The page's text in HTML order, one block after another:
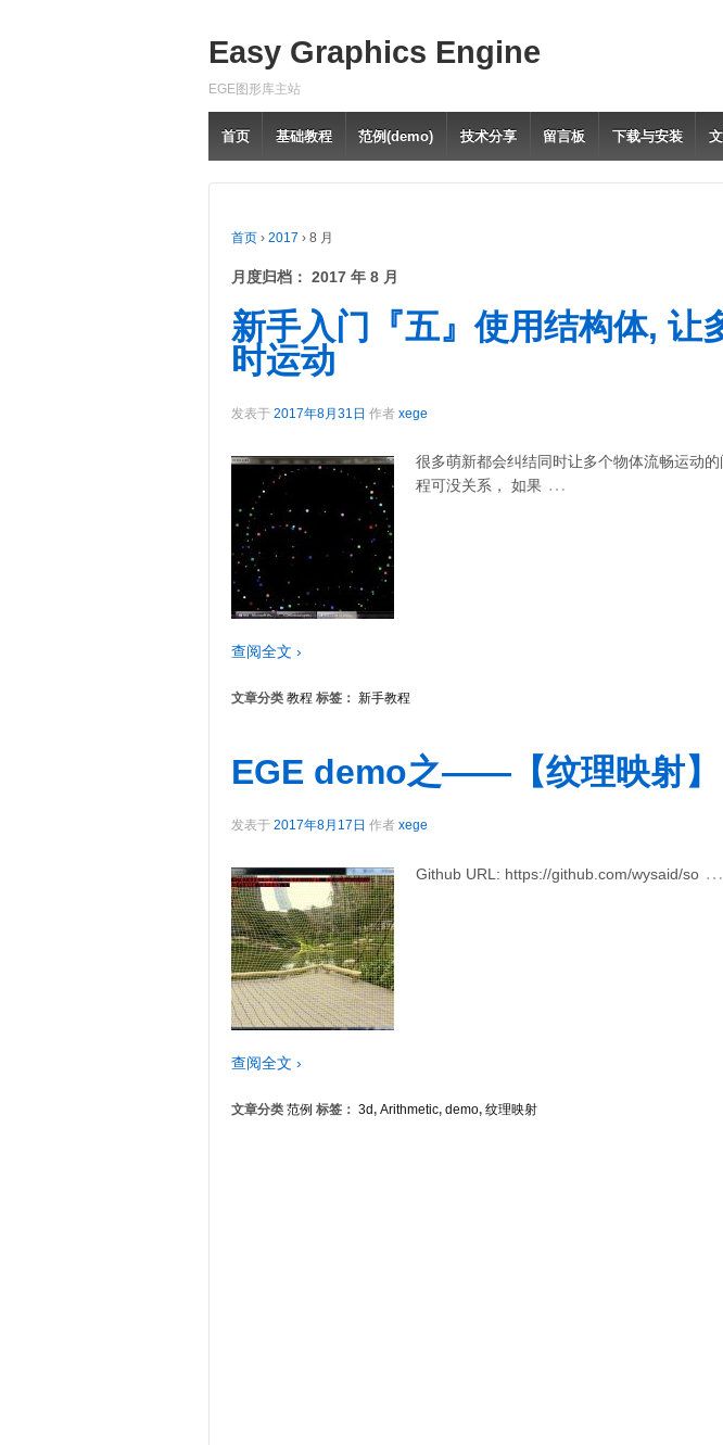
Easy Graphics Engine
EGE图形库主站
首页 基础教程 范例(demo) 技术分享 留言板 下载与安装
首页 › 2017 › 8 月
月度归档： 2017 年 8 月
新手入门『五』使用结构体, 让
时运动
发表于 2017年8月31日 作者 xege
很多萌新都会纠结同时让多个物体流畅运动
程可没关系， 如果 …
查阅全文 ›
文章分类 教程 标签： 新手教程
EGE demo之——【纹理映射】
发表于 2017年8月17日 作者 xege
Github URL: https://github.com/wysaid/so …
查阅全文 ›
文章分类 范例 标签： 3d, Arithmetic, demo, 纹理映射